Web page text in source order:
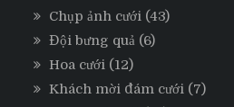
Chụp ảnh cưới (43)
Đội bưng quả (6)
Hoa cưới (12)
Khách mời đám cưới (7)